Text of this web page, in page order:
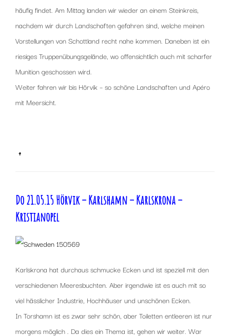
häufig findet. Am Mittag landen wir wieder an einem Steinkreis,
nachdem wir durch Landschaften gefahren sind, welche meinen
Vorstellungen von Schottland recht nahe kommen. Daneben ist ein
riesiges Truppenübungsgelände, wo offensichtlich auch mit scharfer
Munition geschossen wird.
Weiter fahren wir bis Hörvik – so schöne Landschaften und Apéro
mit Meersicht.
↑
Do 21.05.15 Hörvik – Karlshamn – Karlskrona –
Kristianopel
Karlskrona hat durchaus schmucke Ecken und ist speziell mit den
verschiedenen Meeresbuchten. Aber irgendwie ist es auch mit so
viel hässlicher Industrie, Hochhäuser und unschönen Ecken.
In Torshamn ist es zwar sehr schön, aber Toiletten entleeren ist nur
morgens möglich . Da dies ein Thema ist, gehen wir weiter. War